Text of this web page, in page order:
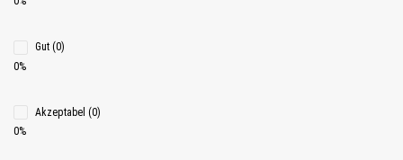
Gut (0)
0%
Akzeptabel (0)
0%